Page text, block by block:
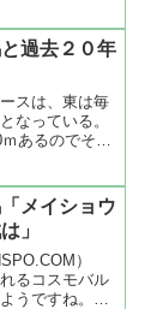
回は兄姉馬で
みま...
過去２０年
スは、東は毎
なっている。
あるのでその
勝っていない
メイショウ
」
）
るコスモバル
うですね。今